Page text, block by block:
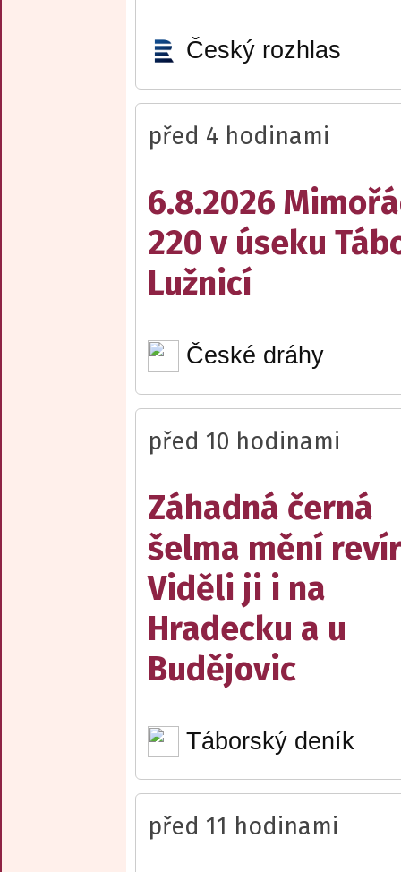
Český rozhlas
před 4 hodinami
6.8.2026
220 v úseku
Lužnicí
České dráhy
před 10 hodinami
Záhadná černá
šelma mění
Viděli ji i na
Hradecku a u
Budějovic
Táborský deník
před 11 hodinami